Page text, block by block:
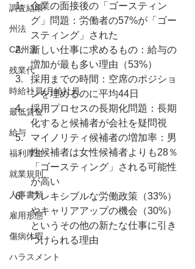
調査結果
州法
CA州法
残業代
時給社員/月給社員
最低賃金
給与
福利厚生
就業規則
人事書類
雇用形態
傷病休暇
ハラスメント
企業の面接後の「ゴースティン
グ」問題：労働者の57%が「ゴー
スティング」された
新しい仕事に求めるもの：給与の
増加が最も多い理由（53%）
採用までの時間：空席のポジショ
ンを埋めるのに平均44日
採用プロセスの長期化問題：長期
化すると候補者が会社を疑問視
マイノリティ候補者の増加率：男
性候補者は女性候補者よりも28％
「ゴースティング」される可能性
が高い
フレキシブルな労働政策（33%）
やキャリアアップの機会（30%）
というその他の新たな仕事に引き
つけられる理由